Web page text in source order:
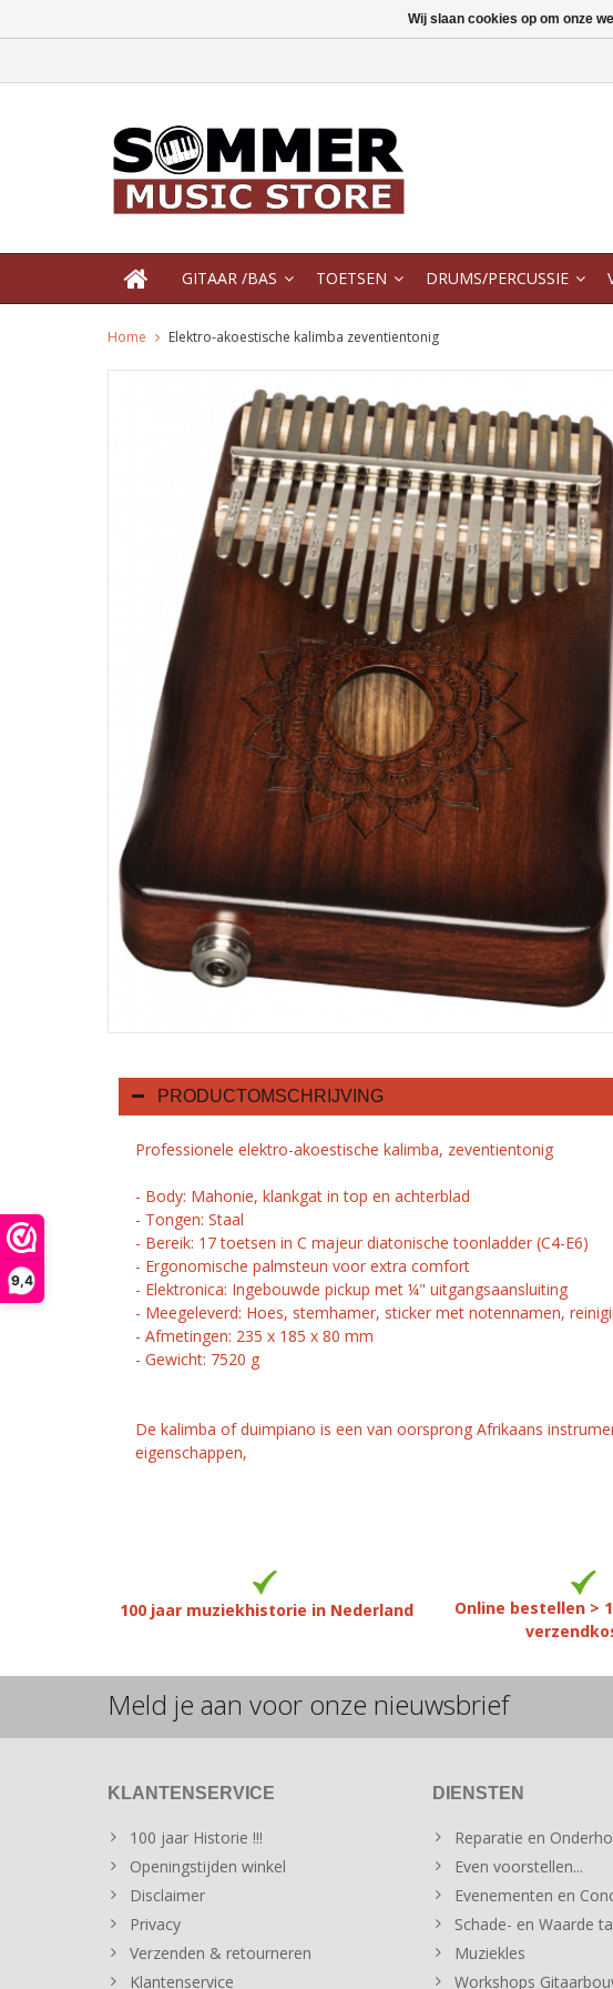
9,4
GITAAR /BAS TOETSEN DRUMS/PERCUSSIE
Home Elektro-akoestische kalimba zeventientonig
PRODUCTOMSCHRIJVING
Professionele elektro-akoestische kalimba, zeventientonig
- Body: Mahonie, klankgat in top en achterblad
- Tongen: Staal
- Bereik: 17 toetsen in C majeur diatonische toonladder (C4-E6)
- Ergonomische palmsteun voor extra comfort
- Elektronica: Ingebouwde pickup met ¼" uitgangsaansluiting
- Meegeleverd: Hoes, stemhamer, sticker met notennamen,
- Afmetingen: 235 x 185 x 80 mm
- Gewicht: 7520 g
De kalimba of duimpiano is een van oorsprong Afrikaans
eigenschappen,
100 jaar muziekhistorie in Nederland
Online bestellen >
Meld je aan voor onze nieuwsbrief
KLANTENSERVICE
100 jaar Historie !!!
Openingstijden winkel
Disclaimer
Privacy
Verzenden & retourneren
Klantenservice
DIENSTEN
Reparatie en
Even voorstellen...
Evenementen en
Schade- en Waarde
Muziekles
Workshops
Wij slaan cookies op om onze